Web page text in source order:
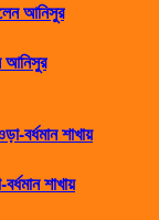
আনিসুর
শাখায়